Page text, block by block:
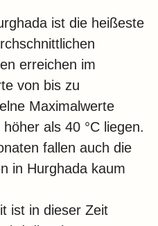
ist die heißeste
erreichen im
von bis zu
Maximalwerte
als 40 °C liegen.
fallen auch die
in Hurghada kaum
ist in dieser Zeit